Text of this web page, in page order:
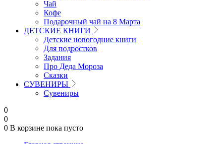
Чай
Кофе
Подарочный чай на 8 Марта
ДЕТСКИЕ КНИГИ
Детские новогодние книги
Для подростков
Задания
Про Деда Мороза
Сказки
СУВЕНИРЫ
Сувениры
0
0
0 В корзине пока пусто